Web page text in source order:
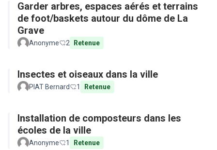
Garder arbres, espaces aérés et terrains
de foot/baskets autour du dôme de La
Grave
Anonyme 2 Retenue
Insectes et oiseaux dans la ville
PIAT Bernard 1 Retenue
Installation de composteurs dans les
écoles de la ville
Anonyme 1 Retenue